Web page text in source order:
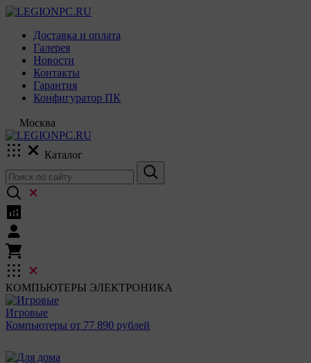
Доставка и оплата
Галерея
Новости
Контакты
Гарантия
Конфигуратор ПК
Москва
Каталог
КОМПЬЮТЕРЫ ЭЛЕКТРОНИКА
Игровые
Компьютеры от 77 890 рублей